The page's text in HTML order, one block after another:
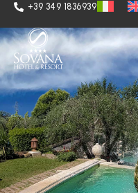
+39 349 1836939